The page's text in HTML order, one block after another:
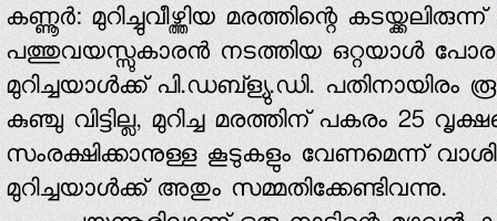
കണ്ണൂര്‍: മുറിച്ചുവീഴ്ത്തിയ മരത്തിന്റെ
പത്തുവയസ്സുകാരന്‍ നടത്തിയ ഒറ്റയാള്‍
മുറിച്ചയാള്‍ക്ക് പി.ഡബ്‌ള്യു.ഡി. പതിനായിരം
കുഞ്ചു വിട്ടില്ല, മുറിച്ച മരത്തിന് പകരം 25
സംരക്ഷിക്കാനുള്ള കൂടുകളും വേണമെന്ന്
മുറിച്ചയാള്‍ക്ക് അതും സമ്മതിക്കേണ്ടിവന്നു.